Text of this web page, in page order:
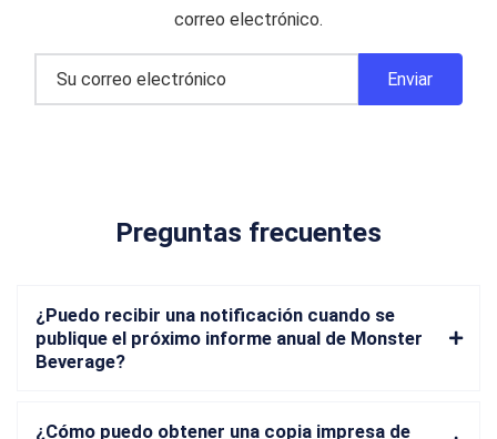
correo electrónico.
Preguntas frecuentes
¿Puedo recibir una notificación cuando se
publique el próximo informe anual de Monster
Beverage?
¿Cómo puedo obtener una copia impresa de